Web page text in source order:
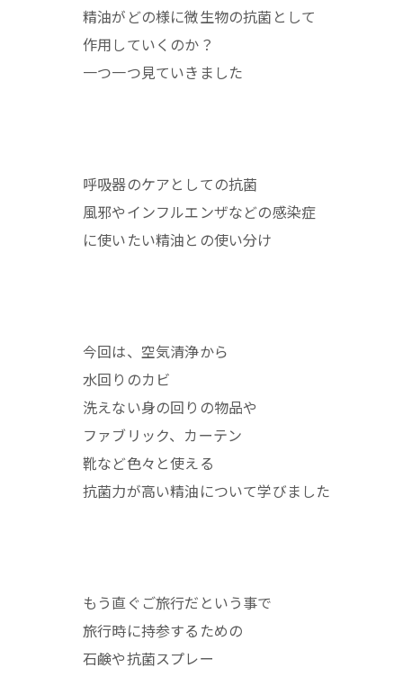
精油がどの様に微生物の抗菌として
作用していくのか？
一つ一つ見ていきました
呼吸器のケアとしての抗菌
風邪やインフルエンザなどの感染症
に使いたい精油との使い分け
今回は、空気清浄から
水回りのカビ
洗えない身の回りの物品や
ファブリック、カーテン
靴など色々と使える
抗菌力が高い精油について学びました
もう直ぐご旅行だという事で
旅行時に持参するための
石鹸や抗菌スプレー